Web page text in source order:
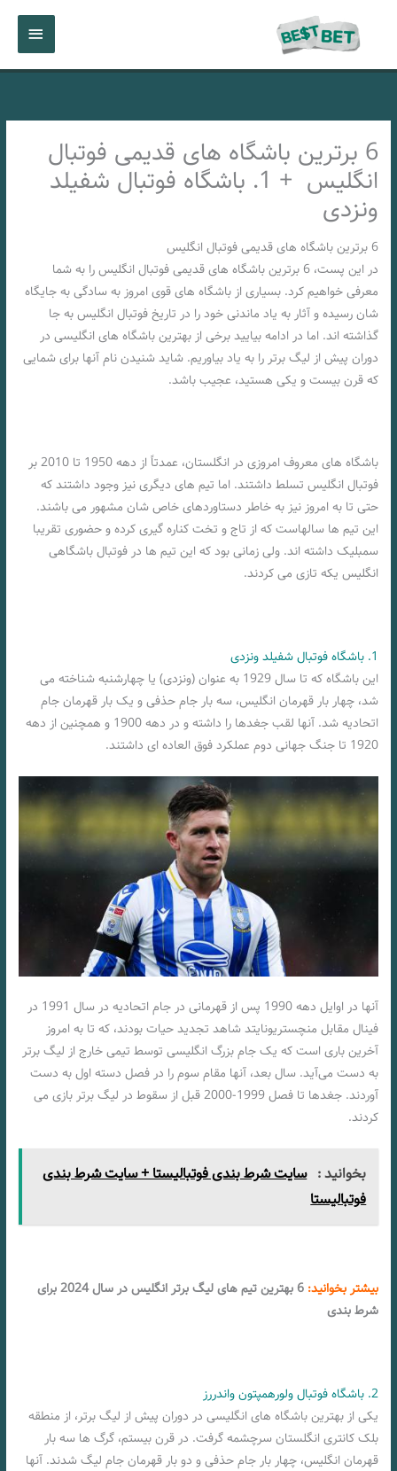
اصلی
6 برترین باشگاه های قدیمی فوتبال
انگلیس + 1. باشگاه فوتبال شفیلد
ونزدی
6 برترین باشگاه های قدیمی فوتبال انگلیس
در این پست، 6 برترین باشگاه های قدیمی فوتبال انگلیس را به شما
معرفی خواهیم کرد. بسیاری از باشگاه های قوی امروز به سادگی به جایگاه
شان رسیده و آثار به یاد ماندنی خود را در تاریخ فوتبال انگلیس به جا
گذاشته اند. اما در ادامه بیایید برخی از بهترین باشگاه های انگلیسی در
دوران پیش از لیگ برتر را به یاد بیاوریم. شاید شنیدن نام آنها برای شمایی
که قرن بیست و یکی هستید، عجیب باشد.
باشگاه های معروف امروزی در انگلستان، عمدتاً از دهه 1950 تا 2010 بر
فوتبال انگلیس تسلط داشتند. اما تیم های دیگری نیز وجود داشتند که
حتی تا به امروز نیز به خاطر دستاوردهای خاص شان مشهور می باشند.
این تیم ها سالهاست که از تاج و تخت کناره گیری کرده و حضوری تقریبا
سمبلیک داشته اند. ولی زمانی بود که این تیم ها در فوتبال باشگاهی
انگلیس یکه تازی می کردند.
1. باشگاه فوتبال شفیلد ونزدی
این باشگاه که تا سال 1929 به عنوان (ونزدی) یا چهارشنبه شناخته می
شد، چهار بار قهرمان انگلیس، سه بار جام حذفی و یک بار قهرمان جام
اتحادیه شد. آنها لقب جغدها را داشته و در دهه 1900 و همچنین از دهه
1920 تا جنگ جهانی دوم عملکرد فوق العاده ای داشتند.
آنها در اوایل دهه 1990 پس از قهرمانی در جام اتحادیه در سال 1991 در
فینال مقابل منچستریونایتد شاهد تجدید حیات بودند، که تا به امروز
آخرین باری است که یک جام بزرگ انگلیسی توسط تیمی خارج از لیگ برتر
به دست می‌آید. سال بعد، آنها مقام سوم را در فصل دسته اول به دست
آوردند. جغدها تا فصل 1999-2000 قبل از سقوط در لیگ برتر بازی می
کردند.
بخوانید : سایت شرط بندی فوتبالیستا + سایت شرط بندی
فوتبالیستا
بیشتر بخوانید:
6 بهترین تیم های لیگ برتر انگلیس در سال 2024 برای
شرط بندی
2. باشگاه فوتبال ولورهمپتون واندررز
یکی از بهترین باشگاه های انگلیسی در دوران پیش از لیگ برتر، از منطقه
بلک کانتری انگلستان سرچشمه گرفت. در قرن بیستم، گرگ ها سه بار
قهرمان انگلیس، چهار بار جام حذفی و دو بار قهرمان جام لیگ شدند. آنها